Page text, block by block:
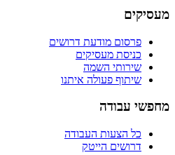
מעסיקים
פרסום מודעת דרושים
כניסת מעסיקים
שירותי השמה
שיתוף פעולה איתנו
מחפשי עבודה
כל הצעות העבודה
דרושים הייטק